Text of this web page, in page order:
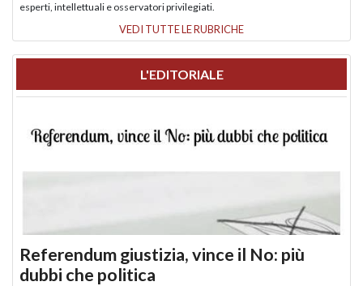
esperti, intellettuali e osservatori privilegiati.
VEDI TUTTE LE RUBRICHE
L'EDITORIALE
Referendum giustizia, vince il No: più
dubbi che politica